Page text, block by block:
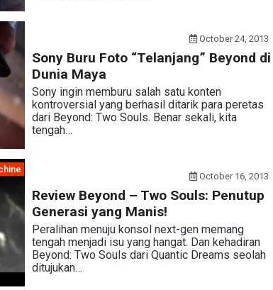
October 24, 2013
Sony Buru Foto “Telanjang” Beyond di
Dunia Maya
Sony ingin memburu salah satu konten
kontroversial yang berhasil ditarik para peretas
dari Beyond: Two Souls. Benar sekali, kita
tengah…
October 16, 2013
Review Beyond – Two Souls: Penutup
Generasi yang Manis!
Peralihan menuju konsol next-gen memang
tengah menjadi isu yang hangat. Dan kehadiran
Beyond: Two Souls dari Quantic Dreams seolah
ditujukan…